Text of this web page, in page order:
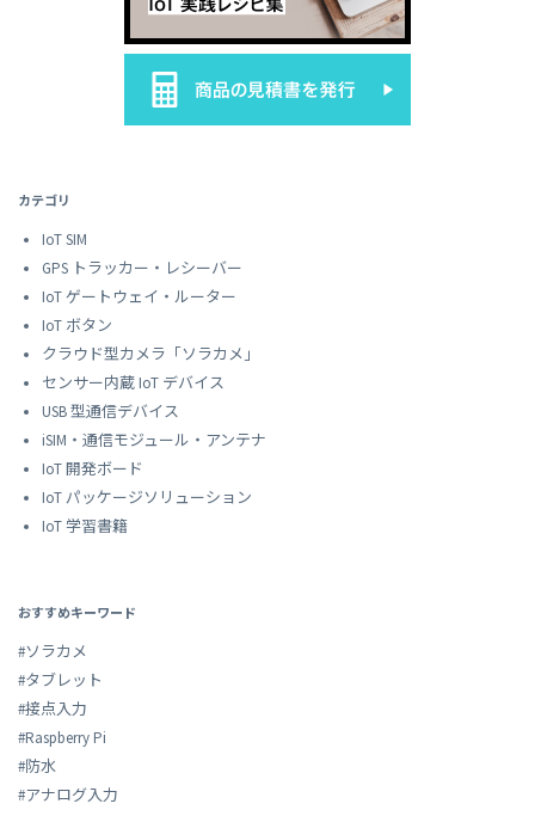
カテゴリ
IoT SIM
GPS トラッカー・レシーバー
IoT ゲートウェイ・ルーター
IoT ボタン
クラウド型カメラ「ソラカメ」
センサー内蔵 IoT デバイス
USB 型通信デバイス
iSIM・通信モジュール・アンテナ
IoT 開発ボード
IoT パッケージソリューション
IoT 学習書籍
おすすめキーワード
#ソラカメ
#タブレット
#接点入力
#Raspberry Pi
#防水
#アナログ入力